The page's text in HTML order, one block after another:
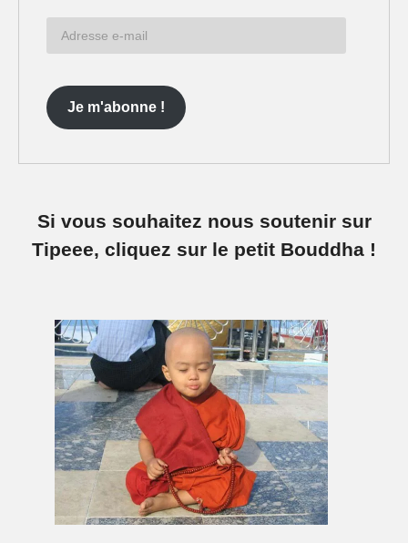
Je m'abonne !
Si vous souhaitez nous soutenir sur
Tipeee, cliquez sur le petit Bouddha !